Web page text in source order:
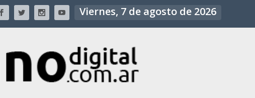
Viernes, 7 de agosto de 2026